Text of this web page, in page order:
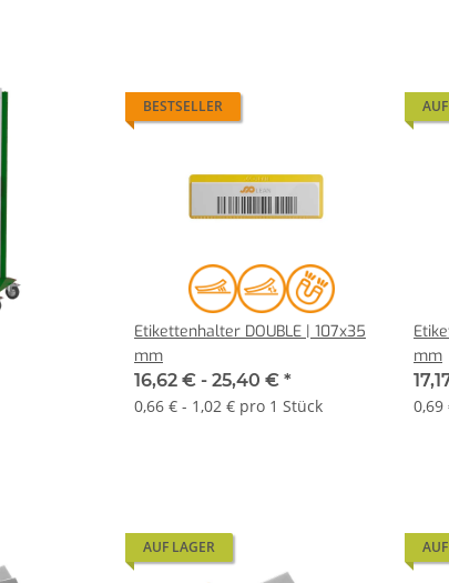
BESTSELLER
Etikettenhalter DOUBLE | 107x35
mm
16,62 € - 25,40 € *
0,66 € - 1,02 € pro 1 Stück
mm
0,69
AUF LAGER